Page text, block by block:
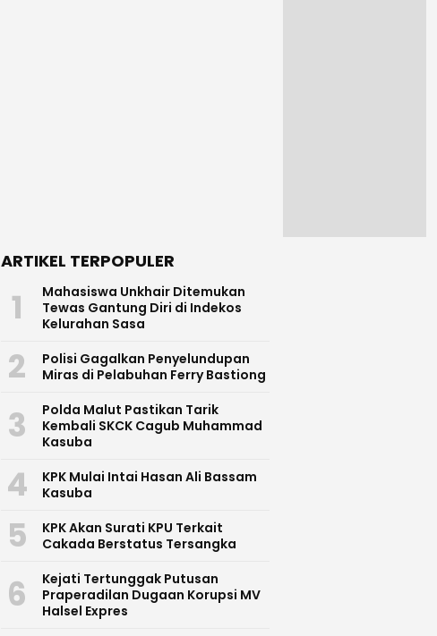
ARTIKEL TERPOPULER
1
Mahasiswa Unkhair Ditemukan
Tewas Gantung Diri di Indekos
Kelurahan Sasa
2
Polisi Gagalkan Penyelundupan
Miras di Pelabuhan Ferry Bastiong
3
Polda Malut Pastikan Tarik
Kembali SKCK Cagub Muhammad
Kasuba
4
KPK Mulai Intai Hasan Ali Bassam
Kasuba
5
KPK Akan Surati KPU Terkait
Cakada Berstatus Tersangka
6
Kejati Tertunggak Putusan
Praperadilan Dugaan Korupsi MV
Halsel Expres